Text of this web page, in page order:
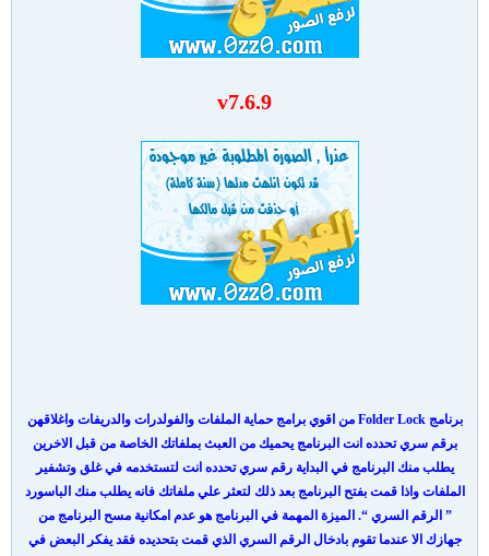
v7.6.9
برنامج Folder Lock من اقوي برامج حماية الملفات والفولدرات والدريفات واغلاقهن
برقم سري تحدده انت البرنامج يحميك من العبث بملفاتك الخاصة من قبل الاخرين
يطلب منك البرنامج في البداية رقم سري تحدده انت لتستخدمه في غلق وتشفير
الملفات واذا قمت بفتح البرنامج بعد ذلك لتعثر علي ملفاتك فانه يطلب منك الباسورد
” الرقم السري “. الميزة المهمة في البرنامج هو عدم امكانية مسح البرنامج من
جهازك الا عندما تقوم بادخال الرقم السري الذي قمت بتحديده فقد يفكر البعض في